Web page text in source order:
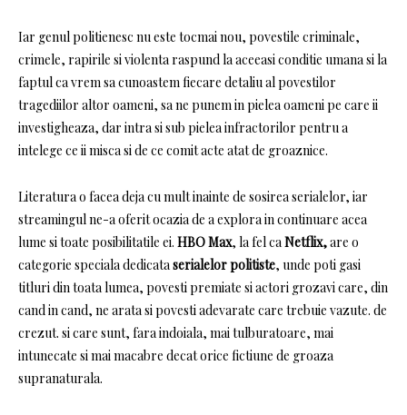
Iar genul politienesc nu este tocmai nou, povestile criminale,
crimele, rapirile si violenta raspund la aceeasi conditie umana si la
faptul ca vrem sa cunoastem fiecare detaliu al povestilor
tragediilor altor oameni, sa ne punem in pielea oameni pe care ii
investigheaza, dar intra si sub pielea infractorilor pentru a
intelege ce ii misca si de ce comit acte atat de groaznice.
Literatura o facea deja cu mult inainte de sosirea serialelor, iar
streamingul ne-a oferit ocazia de a explora in continuare acea
lume si toate posibilitatile ei. HBO Max, la fel caNetflix,are o
categorie speciala dedicataserialelor politiste, unde poti gasi
titluri din toata lumea, povesti premiate si actori grozavi care, din
cand in cand, ne arata si povesti adevarate care trebuie vazute. de
crezut. si care sunt, fara indoiala, mai tulburatoare, mai
intunecate si mai macabre decat orice fictiune de groaza
supranaturala.